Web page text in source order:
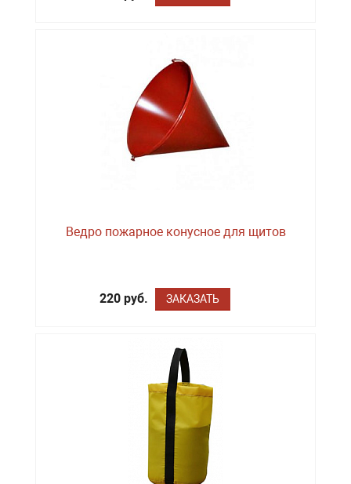
Ведро пожарное конусное для щитов
220 руб. ЗАКАЗАТЬ